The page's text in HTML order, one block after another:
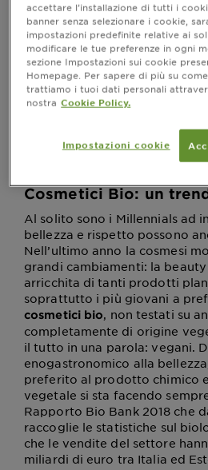
La beauty routine?
rispetto del pianeta
Onesto, rispettoso del
l’identikit del nuovo prodotto
quotidiana della pelle è
cosmesi. Perché sempre più
naturali fanno soprattutto
Cosmetici Bio: un
Al solito sono i Millennials ad
bellezza e rispetto possono
Nell’ultimo anno la cosmesi
grandi cambiamenti: la
arricchita di tanti prodotti
soprattutto i più giovani a
cosmetici bio, non testati su
completamente di origine
il tutto in una parola: vegani.
enogastronomico alla
preferito al prodotto chimico
vegetale si sta facendo
Rapporto Bio Bank 2018 che
raccoglie le statistiche sul
che le vendite del settore
miliardi di euro tra Italia ed
accettare l’installazione di tutti i
banner senza selezionare i cookie,
impostazioni predefinite relative ai
modificare le tue preferenze in ogni
sezione Impostazioni sui cookie
Homepage. Per sapere di più su
trattiamo i tuoi dati personali
nostra Cookie Policy.
Impostazioni cookie